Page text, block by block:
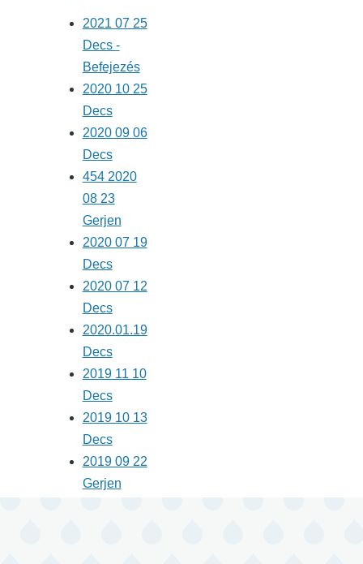
2021 07 25
Decs -
Befejezés
2020 10 25
Decs
2020 09 06
Decs
454 2020
08 23
Gerjen
2020 07 19
Decs
2020 07 12
Decs
2020.01.19
Decs
2019 11 10
Decs
2019 10 13
Decs
2019 09 22
Gerjen